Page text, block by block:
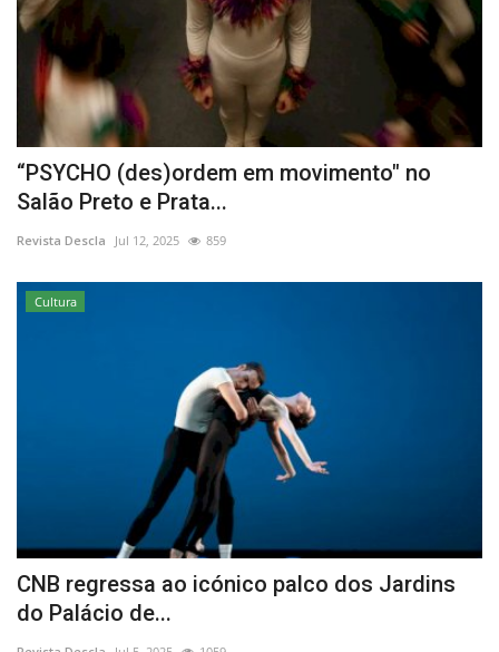
“PSYCHO (des)ordem em movimento" no
Salão Preto e Prata...
Revista Descla Jul 12, 2025 859
Cultura
CNB regressa ao icónico palco dos Jardins
do Palácio de...